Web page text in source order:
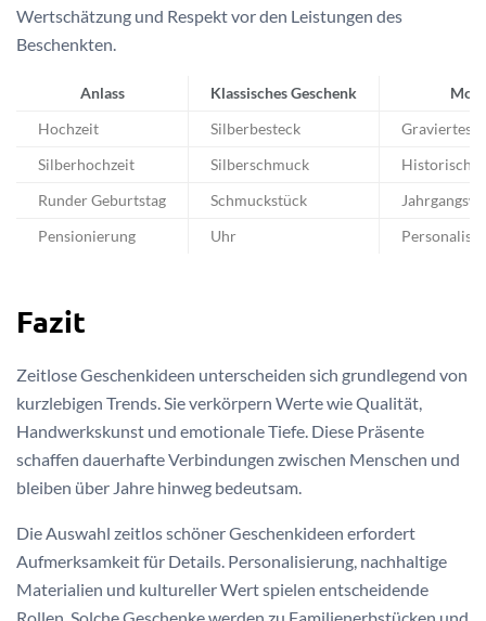
Wertschätzung und Respekt vor den Leistungen des
Beschenkten.
Anlass Klassisches Geschenk
Hochzeit Silberbesteck Graviertes
Silberhochzeit Silberschmuck Historische
Runder Geburtstag Schmuckstück
Pensionierung Uhr
Fazit
Zeitlose Geschenkideen unterscheiden sich grundlegend von
kurzlebigen Trends. Sie verkörpern Werte wie Qualität,
Handwerkskunst und emotionale Tiefe. Diese Präsente
schaffen dauerhafte Verbindungen zwischen Menschen und
bleiben über Jahre hinweg bedeutsam.
Die Auswahl zeitlos schöner Geschenkideen erfordert
Aufmerksamkeit für Details. Personalisierung, nachhaltige
Materialien und kultureller Wert spielen entscheidende